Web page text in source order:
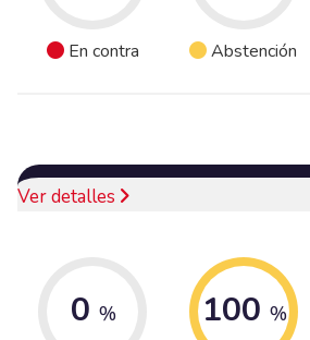
En contra Abstención
Ver detalles
0 % 100 %